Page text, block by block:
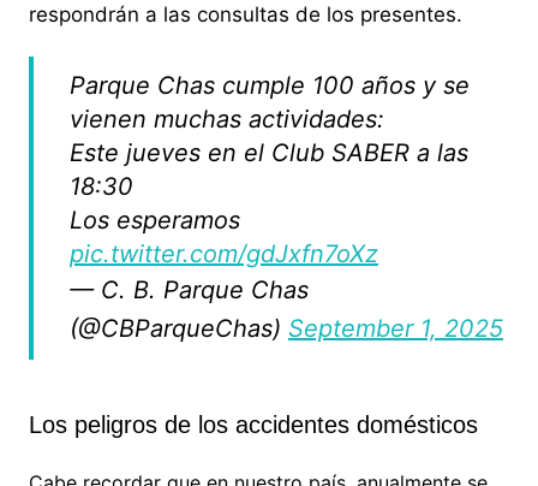
respondrán a las consultas de los presentes.
Parque Chas cumple 100 años y se
vienen muchas actividades:
Este jueves en el Club SABER a las
18:30
Los esperamos
pic.twitter.com/gdJxfn7oXz
— C. B. Parque Chas
(@CBParqueChas) September 1, 2025
Los peligros de los accidentes domésticos